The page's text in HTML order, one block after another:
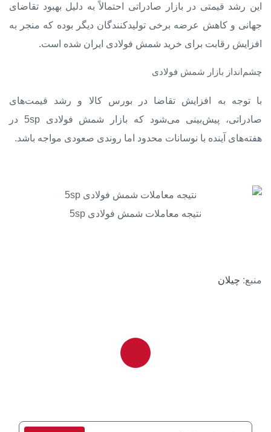
این رشد قیمتی در بازار صادراتی احتمالاً به دلیل بهبود تقاضای
جهانی و کاهش عرضه برخی تولیدکنندگان دیگر بوده که منجر به
افزایش رقابت برای خرید شمش فولادی ایران شده است.
چشم‌انداز بازار شمش فولادی
با توجه به افزایش تقاضا در بورس کالا و رشد قیمت‌های
صادراتی، پیش‌بینی می‌شود که بازار شمش فولادی 5sp در
هفته‌های آینده با نوسانات محدود اما روندی صعودی مواجه باشد.
نتیجه معاملات شمش فولادی 5sp
منبع: چیلان